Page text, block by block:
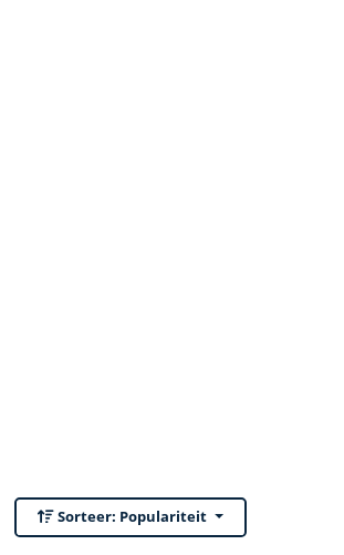
Sorteer: Populariteit